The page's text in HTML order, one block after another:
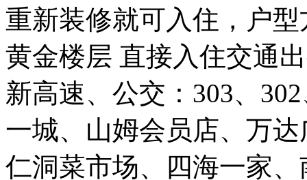
重新装修就可入住，户
黄金楼层 直接入住交通
新高速、公交：303、
一城、山姆会员店、万
仁洞菜市场、四海一家